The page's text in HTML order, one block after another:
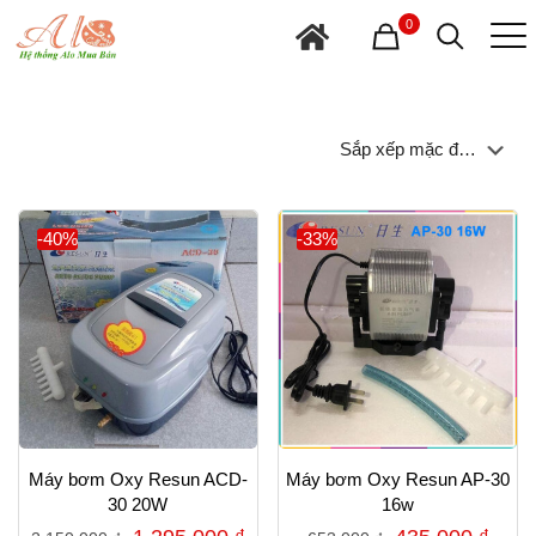
0
-40%
Máy bơm Oxy Resun ACD-
30 20W
-33%
Máy bơm Oxy Resun AP-30
16w